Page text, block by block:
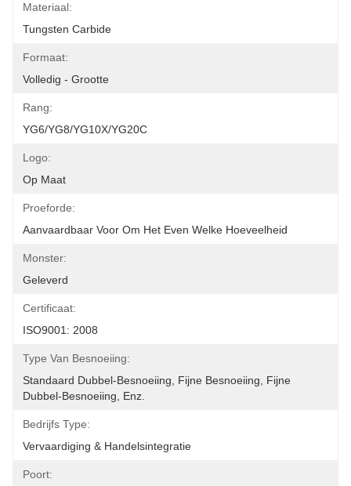
Materiaal:
Tungsten Carbide
Formaat:
Volledig - Grootte
Rang:
YG6/YG8/YG10X/YG20C
Logo:
Op Maat
Proeforde:
Aanvaardbaar Voor Om Het Even Welke Hoeveelheid
Monster:
Geleverd
Certificaat:
ISO9001: 2008
Type Van Besnoeiing:
Standaard Dubbel-Besnoeiing, Fijne Besnoeiing, Fijne
Dubbel-Besnoeiing, Enz.
Bedrijfs Type:
Vervaardiging & Handelsintegratie
Poort: